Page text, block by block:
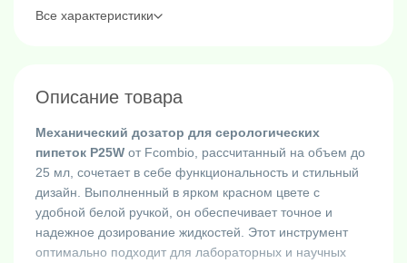
Все характеристики
Описание товара
Механический дозатор для серологических
пипеток P25W от Fcombio, рассчитанный на объем до
25 мл, сочетает в себе функциональность и стильный
дизайн. Выполненный в ярком красном цвете с
удобной белой ручкой, он обеспечивает точное и
надежное дозирование жидкостей. Этот инструмент
оптимально подходит для лабораторных и научных